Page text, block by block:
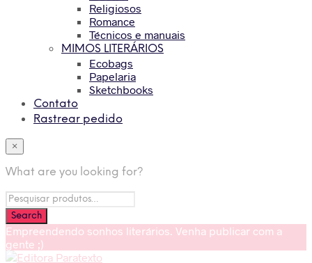
Religiosos
Romance
Técnicos e manuais
MIMOS LITERÁRIOS
Ecobags
Papelaria
Sketchbooks
Contato
Rastrear pedido
×
What are you looking for?
Empreendendo sonhos literários. Venha publicar com a
gente ;)